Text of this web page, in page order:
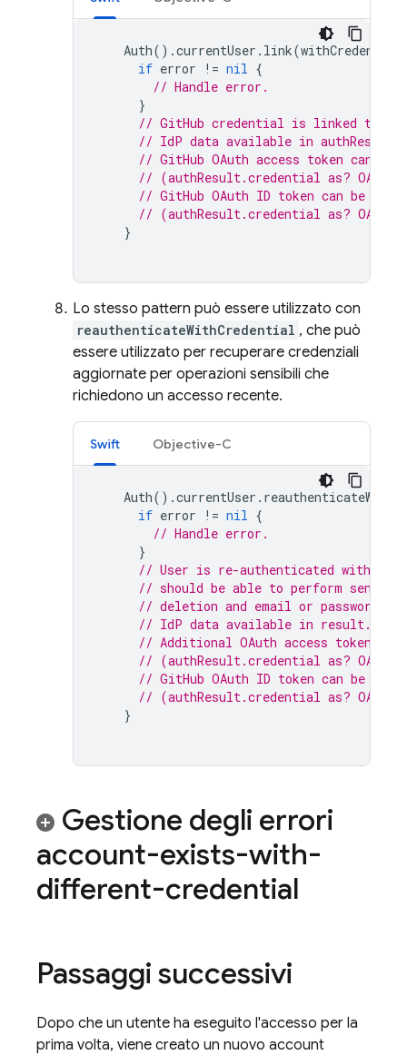
Auth().currentUser . link(withCredential
if error != nil {
// Handle error.
}
// GitHub credential is linked to
// IdP data available in
// GitHub OAuth access token can
// (authResult.credential as?
// GitHub OAuth ID token can be
// (authResult.credential as?
}
Lo stesso pattern può essere utilizzato con
reauthenticateWithCredential , che può
essere utilizzato per recuperare credenziali
aggiornate per operazioni sensibili che
richiedono un accesso recente.
Swift Objective-C
Auth().currentUser .
if error != nil {
// Handle error.
}
// User is re-authenticated with
// should be able to perform
// deletion and email or password
// IdP data available in
// Additional OAuth access token is
// (authResult.credential as?
// GitHub OAuth ID token can be
// (authResult.credential as?
}
Gestione degli errori
account-exists-with-
different-credential
Passaggi successivi
Dopo che un utente ha eseguito l'accesso per la
prima volta, viene creato un nuovo account